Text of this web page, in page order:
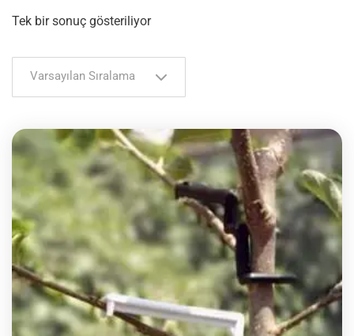
Tek bir sonuç gösteriliyor
Varsayılan Sıralama